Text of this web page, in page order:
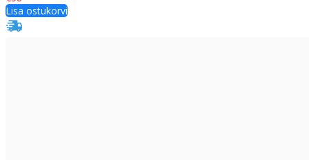
Lisa ostukorvi